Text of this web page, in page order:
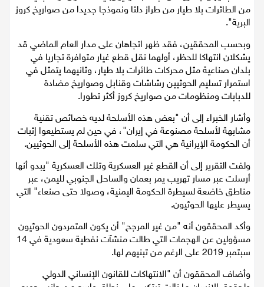
رياضة عالمية
تقارير خاصة
اقتصاد
مقالات
مطبخ
صحة وطب
مجلة الحمرا
تكنولوجيا
فن
كانت بحوزتهم حتى الآن، بات (الحوثيون) يستخدمون نوعا جديدا
من الطائرات بلا طيار من طراز دلتا ونموذجا جديدا من صواريخ كروز
وبحسب المحققين، فقد ظهر اتجاهان على مدار العام الماضي قد
يشكلان انتهاكا للحظر، أولهما نقل قطع غيار متوافرة تجاريا في
بلدان صناعية مثل محركات طائرات بلا طيار، وثانيهما يتمثل في
استمرار تسليم الحوثيين رشاشات وقنابل وصواريخ مضادة
وأشار الخبراء إلى أن "بعض هذه الأسلحة لديه خصائص تقنية
مشابهة لأسلحة مصنوعة في إيران"، في حين لم يستطيعوا إثبات
ولفت التقرير إلى أن القطع غير العسكرية وتلك العسكرية "يبدو أنها
أرسلت عبر مسار تهريب يمر بعمان والساحل الجنوبي لليمن، عبر
مناطق خاضعة لسيطرة الحكومة اليمنية، وصولا حتى صنعاء" التي
وأكد المحققون أنه "من غير المرجح" أن يكون المتمردون الحوثيون